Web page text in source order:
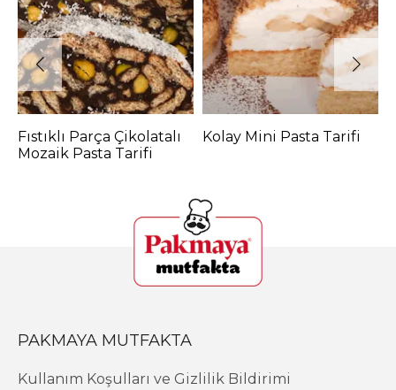
Fıstıklı Parça Çikolatalı
Mozaik Pasta Tarifi
Kolay Mini Pasta Tarifi
PAKMAYA MUTFAKTA
Kullanım Koşulları ve Gizlilik Bildirimi